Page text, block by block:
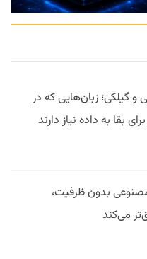
و گیلکی؛ زبان‌هایی که در
به داده نیاز دارند
بدون ظرفیت،
می‌کند